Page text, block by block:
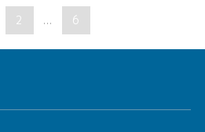
2 ... 6